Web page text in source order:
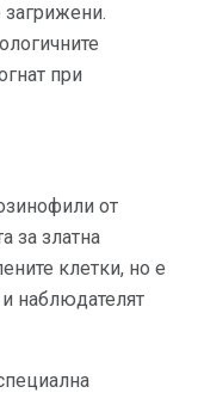
загрижени.
при
от
за златна
клетки, но е
наблюдателят